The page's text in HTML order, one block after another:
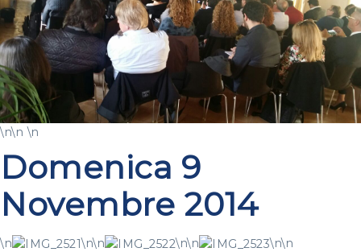
\n\n \n
Domenica 9
Novembre 2014
\n \n\n \n\n
\n\n